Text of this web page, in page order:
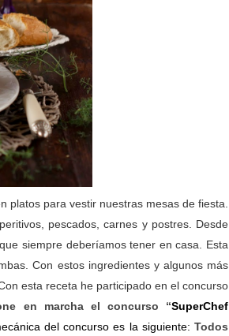
para vestir nuestras mesas de fiesta.
pescados, carnes y postres. Desde
siempre deberíamos tener en casa. Esta
Con estos ingredientes y algunos más
esta receta he participado en el concurso
en marcha el concurso “SuperChef
del concurso es la siguiente:Todos